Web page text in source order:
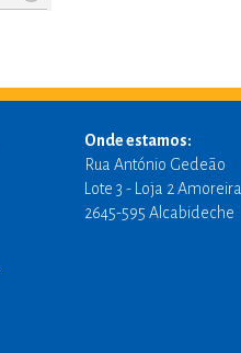
Onde estamos:
Rua António Gedeão
Lote 3 - Loja 2 Amoreira
2645-595 Alcabideche